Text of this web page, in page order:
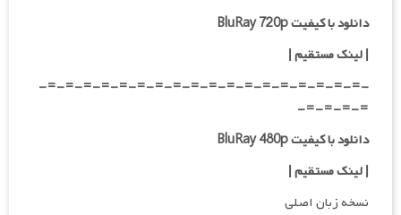
دانلود با کیفیت BluRay 720p
| لینک مستقیم |
-=-=-=-=-=-=-=-=-=-=-=-=-=-=-=-=-=-=-
=-=-=-=-
دانلود با کیفیت BluRay 480p
| لینک مستقیم |
نسخه زبان اصلی